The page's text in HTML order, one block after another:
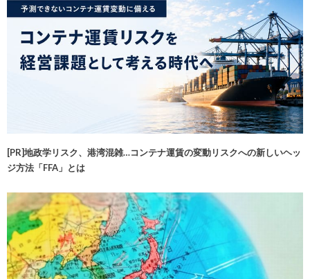
[PR]地政学リスク、港湾混雑…コンテナ運賃の変動リスクへの新しいヘッ
ジ方法「FFA」とは